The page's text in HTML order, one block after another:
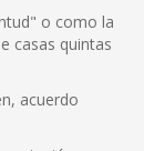
o como la
casas quintas
acuerdo